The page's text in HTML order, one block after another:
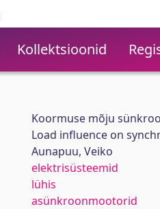
Kollektsioonid
Koormuse mõju
Load influence on
Aunapuu, Veiko
elektrisüsteemid
lühis
asünkroonmootorid